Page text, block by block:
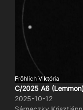
Csóva nem látható.
Fröhlich Viktória
C/2025 A6
2025-10-12